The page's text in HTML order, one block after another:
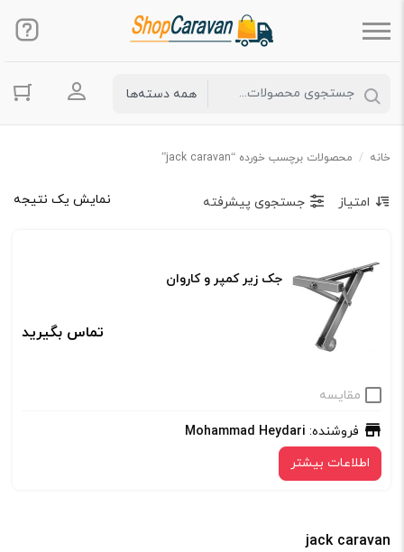
ورود به
خانه / محصولات برچسب خورده “jack caravan”
نمایش یک نتیجه امتیاز جستجوی پیشرفته
جک زیر کمپر و کاروان
تماس بگیرید
مقایسه
فروشنده: Mohammad Heydari
اطلاعات بیشتر
jack caravan